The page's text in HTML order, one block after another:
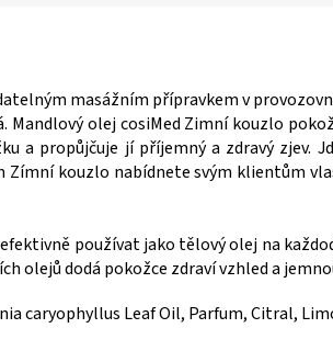
masážním přípravkem v
olej cosiMed Zimní kouzlo
a propůjčuje jí příjemný a zdravý zjev.
kouzlo nabídnete svým klientům
používat jako tělový olej na
olejů dodá pokožce zdraví vzhled a
caryophyllus Leaf Oil, Parfum, Citral,